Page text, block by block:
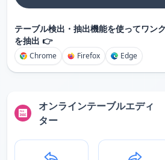
テーブル検出・抽出機能を使ってワン
を抽出 👉
Chrome Firefox Edge
オンラインテーブルエディ
ター